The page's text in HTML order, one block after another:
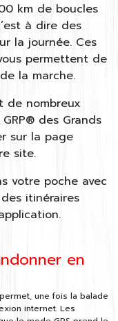
km de boucles
à dire des
la journée. Ces
permettent de
la marche.
de nombreux
des Grands
sur la page
site.
votre poche avec
itinéraires
en
une fois la balade
internet. Les